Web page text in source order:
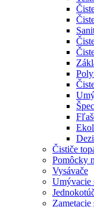
Čističe
Pomôcky
Vysávače
Umývacie
Zametacie